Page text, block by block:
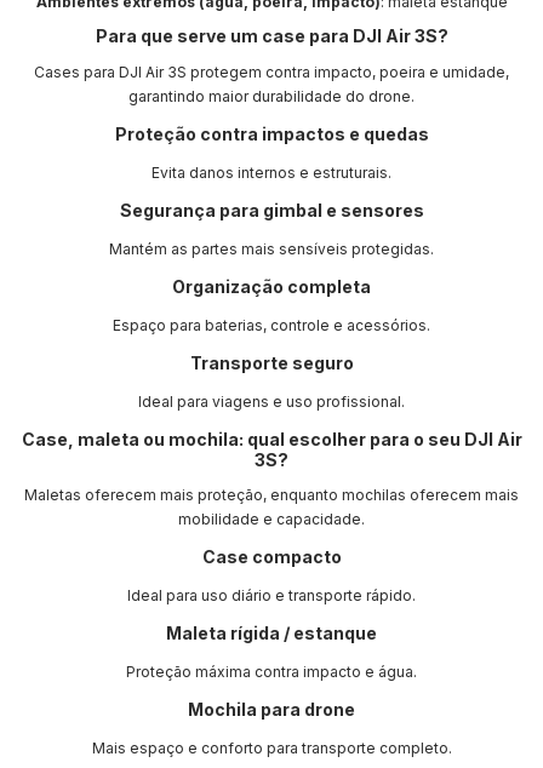
Para que serve um case para DJI Air 3S?
Cases para DJI Air 3S protegem contra impacto, poeira e umidade,
garantindo maior durabilidade do drone.
Proteção contra impactos e quedas
Evita danos internos e estruturais.
Segurança para gimbal e sensores
Mantém as partes mais sensíveis protegidas.
Organização completa
Espaço para baterias, controle e acessórios.
Transporte seguro
Ideal para viagens e uso profissional.
Case, maleta ou mochila: qual escolher para o seu DJI Air
3S?
Maletas oferecem mais proteção, enquanto mochilas oferecem mais
mobilidade e capacidade.
Case compacto
Ideal para uso diário e transporte rápido.
Maleta rígida / estanque
Proteção máxima contra impacto e água.
Mochila para drone
Mais espaço e conforto para transporte completo.